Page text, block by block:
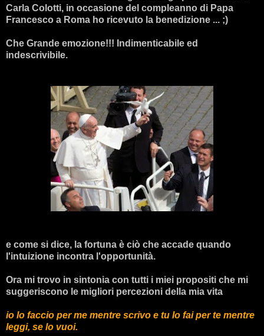
Carla Colotti, in occasione del compleanno di Papa
Francesco a Roma ho ricevuto la benedizione ... ;)
Che Grande emozione!!! Indimenticabile ed
indescrivibile.
e come si dice, la fortuna è ciò che accade quando
l'intuizione incontra l'opportunità.
Ora mi trovo in sintonia con tutti i miei propositi che mi
suggeriscono le migliori percezioni della mia vita
io lo faccio per me mentre scrivo e tu lo fai per te mentre
leggi, se lo vuoi.